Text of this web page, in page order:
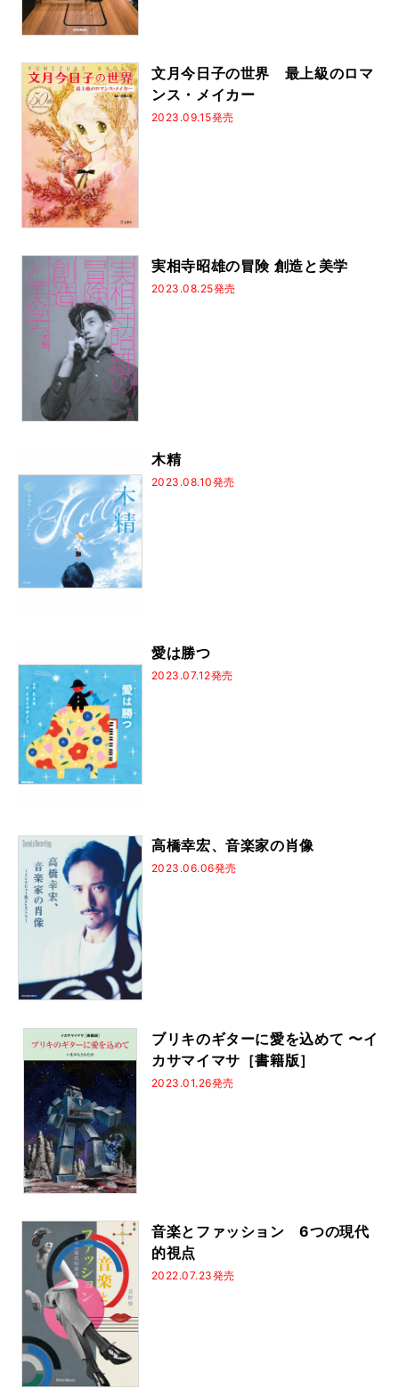
文月今日子の世界 最上級のロマ
ンス・メイカー
2023.09.15発売
実相寺昭雄の冒険 創造と美学
2023.08.25発売
木精
2023.08.10発売
愛は勝つ
2023.07.12発売
高橋幸宏、音楽家の肖像
2023.06.06発売
ブリキのギターに愛を込めて 〜イ
カサマイマサ［書籍版］
2023.01.26発売
音楽とファッション 6つの現代
的視点
2022.07.23発売